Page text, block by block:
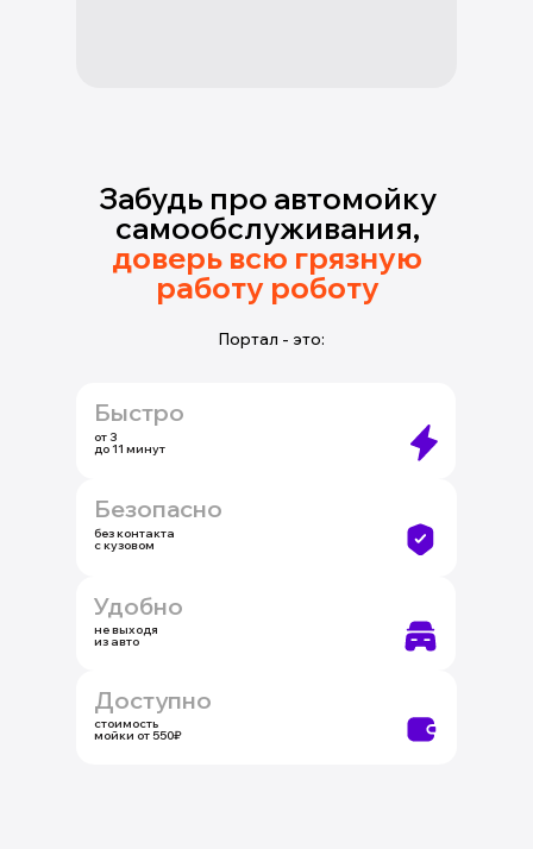
Забудь про автомойку
самообслуживания,
доверь всю грязную
работу роботу
Портал - это:
Быстро
от 3
до 11 минут
Безопасно
без контакта
с кузовом
Удобно
не выходя
из авто
Доступно
стоимость
мойки от 550₽